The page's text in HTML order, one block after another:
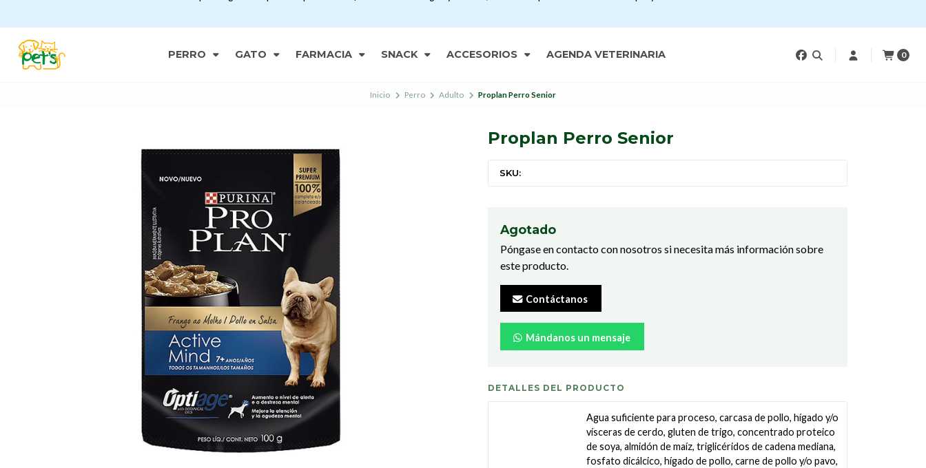
PERRO GATO FARMACIA SNACK ACCESORIOS AGENDA VETERINARIA 0
Inicio Perro Adulto Proplan Perro Senior
Proplan Perro Senior
SKU:
Agotado
Póngase en contacto con nosotros si necesita más información sobre
este producto.
Contáctanos
Mándanos un mensaje
DETALLES DEL PRODUCTO
Agua suficiente para proceso, carcasa de pollo, hígado y/o
vísceras de cerdo, gluten de trigo, concentrado proteico
de soya, almidón de maíz, triglicéridos de cadena mediana,
fosfato dicálcico, hígado de pollo, carne de pollo y/o pavo,